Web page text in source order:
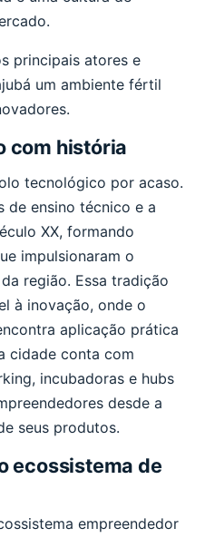
principais atores e
um ambiente fértil
com história
tecnológico por acaso.
de ensino técnico e a
XX, formando
impulsionaram o
região. Essa tradição
à inovação, onde o
aplicação prática
cidade conta com
incubadoras e hubs
desde a
seus produtos.
ecossistema de
empreendedor